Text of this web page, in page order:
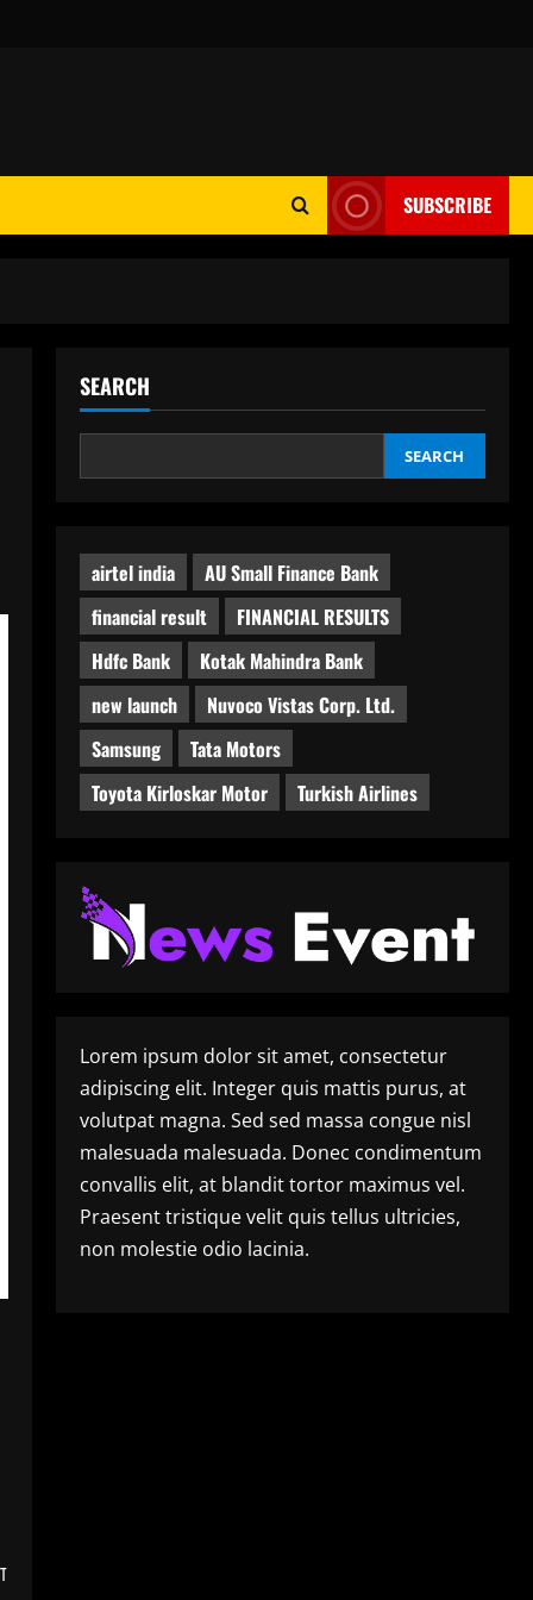
SUBSCRIBE
SEARCH
SEARCH
airtel india
AU Small Finance Bank
financial result
FINANCIAL RESULTS
Hdfc Bank
Kotak Mahindra Bank
new launch
Nuvoco Vistas Corp. Ltd.
Samsung
Tata Motors
Toyota Kirloskar Motor
Turkish Airlines
Lorem ipsum dolor sit amet, consectetur
adipiscing elit. Integer quis mattis purus, at
volutpat magna. Sed sed massa congue nisl
malesuada malesuada. Donec condimentum
convallis elit, at blandit tortor maximus vel.
Praesent tristique velit quis tellus ultricies,
non molestie odio lacinia.